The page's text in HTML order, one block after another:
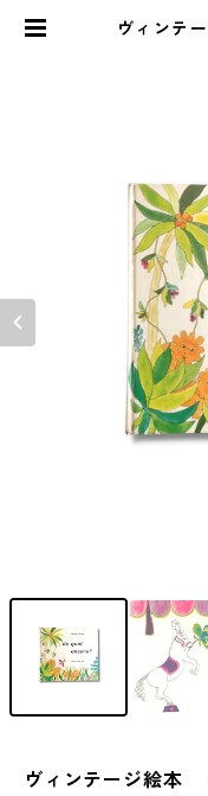
ヴィンテ
ヴィンテージ絵本